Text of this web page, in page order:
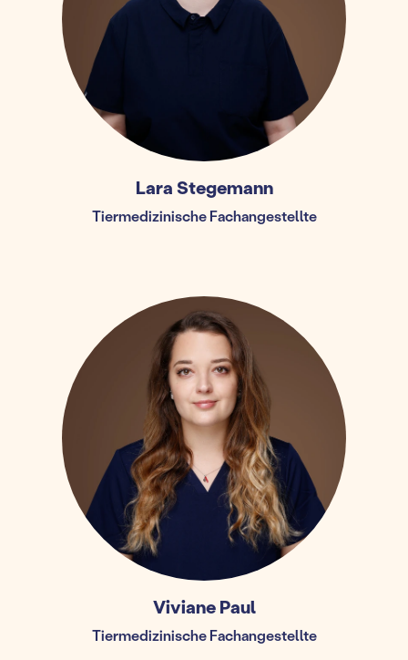
Lara Stegemann
Tiermedizinische Fachangestellte
Viviane Paul
Tiermedizinische Fachangestellte